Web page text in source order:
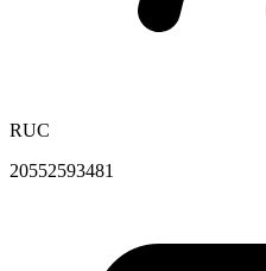
RUC
20552593481